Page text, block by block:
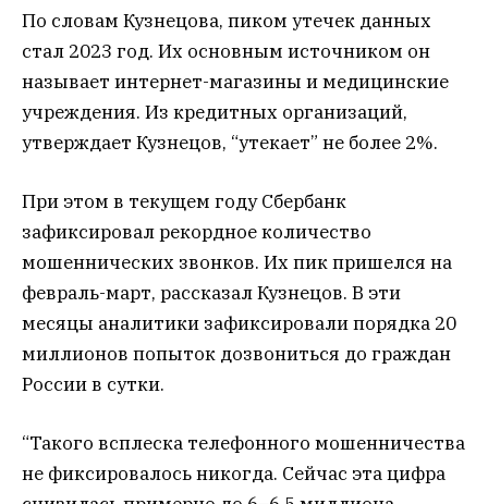
По словам Кузнецова, пиком утечек данных
стал 2023 год. Их основным источником он
называет интернет-магазины и медицинские
учреждения. Из кредитных организаций,
утверждает Кузнецов, “утекает” не более 2%.
При этом в текущем году Сбербанк
зафиксировал рекордное количество
мошеннических звонков. Их пик пришелся на
февраль-март, рассказал Кузнецов. В эти
месяцы аналитики зафиксировали порядка 20
миллионов попыток дозвониться до граждан
России в сутки.
“Такого всплеска телефонного мошенничества
не фиксировалось никогда. Сейчас эта цифра